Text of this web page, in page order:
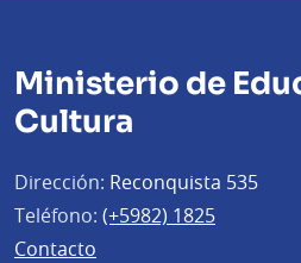
Ministerio de
Cultura
Dirección: Reconquista 535
Teléfono: (+5982) 1825
Contacto